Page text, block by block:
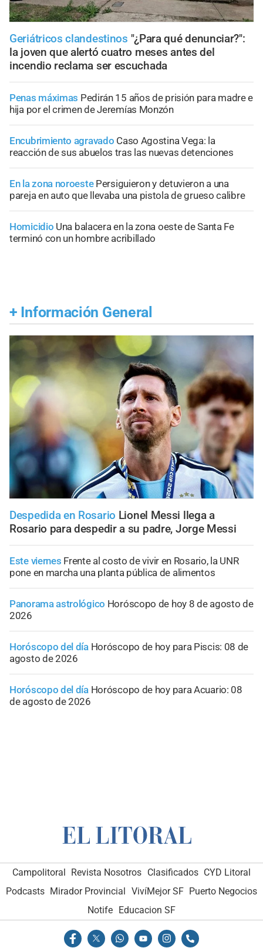
Geriátricos clandestinos "¿Para qué denunciar?":
la joven que alertó cuatro meses antes del
incendio reclama ser escuchada
Penas máximas Pedirán 15 años de prisión para madre e
hija por el crimen de Jeremías Monzón
Encubrimiento agravado Caso Agostina Vega: la
reacción de sus abuelos tras las nuevas detenciones
En la zona noroeste Persiguieron y detuvieron a una
pareja en auto que llevaba una pistola de grueso calibre
Homicidio Una balacera en la zona oeste de Santa Fe
terminó con un hombre acribillado
+ Información General
Despedida en Rosario Lionel Messi llega a
Rosario para despedir a su padre, Jorge Messi
Este viernes Frente al costo de vivir en Rosario, la UNR
pone en marcha una planta pública de alimentos
Panorama astrológico Horóscopo de hoy 8 de agosto de
2026
Horóscopo del día Horóscopo de hoy para Piscis: 08 de
agosto de 2026
Horóscopo del día Horóscopo de hoy para Acuario: 08
de agosto de 2026
Campolitoral Revista Nosotros Clasificados CYD Litoral
Podcasts Mirador Provincial VivíMejor SF Puerto Negocios
Notife Educacion SF